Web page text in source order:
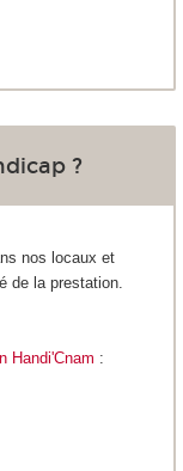
?
nos locaux et
de la prestation.
Handi'Cnam :